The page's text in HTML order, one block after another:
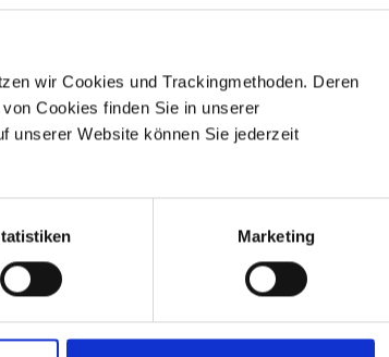
wir Cookies und Trackingmethoden. Deren
Cookies finden Sie in unserer
unserer Website können Sie jederzeit
Marketing
WORK TIME
CONTACT: